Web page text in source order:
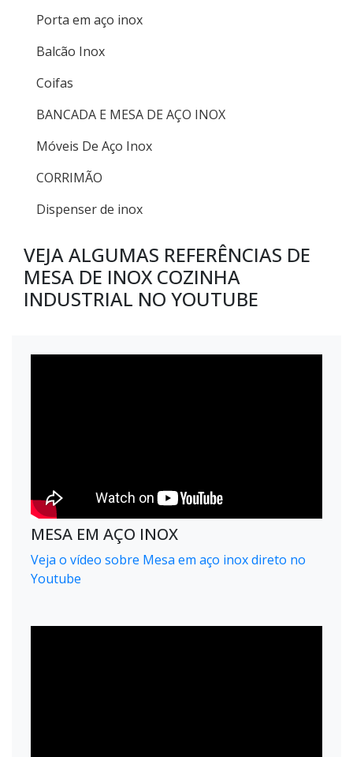
Porta em aço inox
Balcão Inox
Coifas
BANCADA E MESA DE AÇO INOX
Móveis De Aço Inox
CORRIMÃO
Dispenser de inox
VEJA ALGUMAS REFERÊNCIAS DE
MESA DE INOX COZINHA
INDUSTRIAL NO YOUTUBE
MESA EM AÇO INOX
Veja o vídeo sobre Mesa em aço inox direto no
Youtube